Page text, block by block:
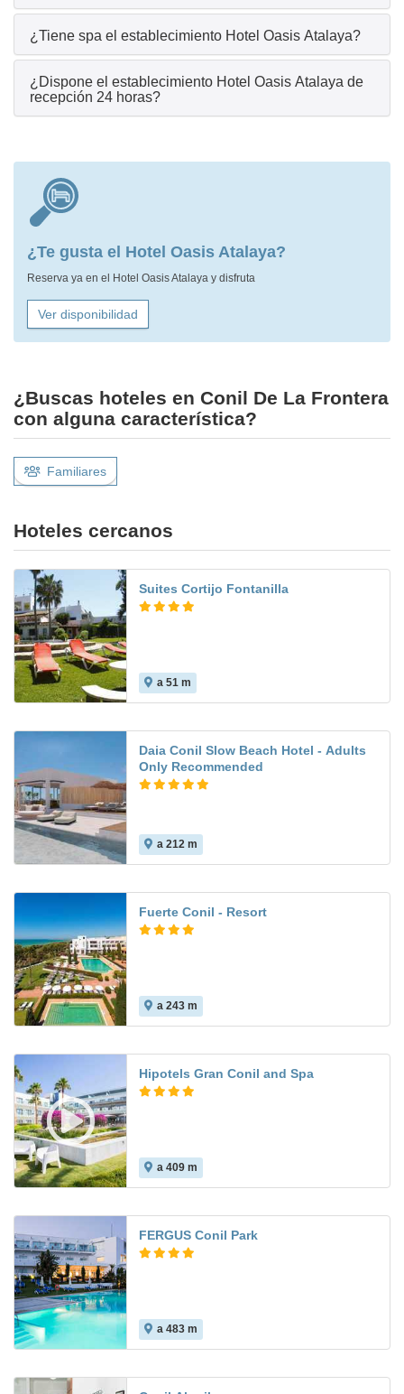
¿Tiene spa el establecimiento Hotel Oasis Atalaya?
¿Dispone el establecimiento Hotel Oasis Atalaya de
recepción 24 horas?
¿Te gusta el Hotel Oasis Atalaya?
Reserva ya en el Hotel Oasis Atalaya y disfruta
Ver disponibilidad
¿Buscas hoteles en Conil De La Frontera
con alguna característica?
Familiares
Hoteles cercanos
Suites Cortijo Fontanilla
a 51 m
Daia Conil Slow Beach Hotel - Adults
Only Recommended
a 212 m
Fuerte Conil - Resort
a 243 m
Hipotels Gran Conil and Spa
a 409 m
FERGUS Conil Park
a 483 m